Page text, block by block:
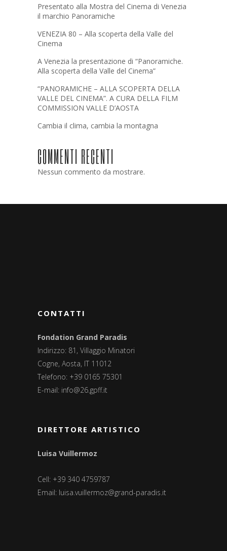
Presentato alla Mostra del Cinema di Venezia
il marchio Panoramiche
VENEZIA 80 – Alla scoperta della Valle del
Cinema
A Venezia la presentazione di “Panoramiche.
Alla scoperta della Valle del Cinema”
“PANORAMICHE – ALLA SCOPERTA DELLA
VALLE DEL CINEMA”. A CURA DELLA FILM
COMMISSION VALLE D’AOSTA
Cambia il clima, cambia la montagna
COMMENTI RECENTI
Nessun commento da mostrare.
CONTATTI
Fondation Grand Paradis
Indirizzo: 81, Villaggio Minatori
Cogne, Aosta, IT 11012
Telefono: +39 0165 75301
E-mail: info@26.gpff.it
DIRETTORE ARTISTICO
Luisa Vuillermoz
Cell: +39 340 4759787
Email: luisa.vuillermoz@grand-paradis.it